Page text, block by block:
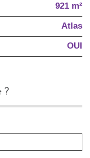
921 m²
Atlas
OUI
?